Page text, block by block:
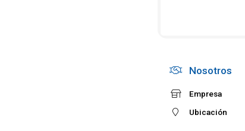
Nosotros
Empresa
Ubicación